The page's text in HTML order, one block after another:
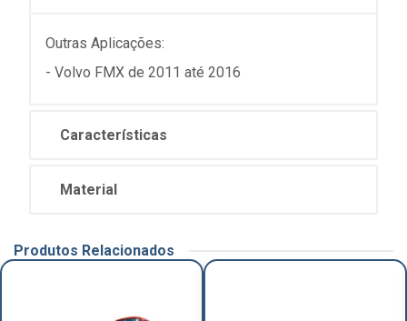
Outras Aplicações:
- Volvo FMX de 2011 até 2016
Características
Material
Produtos Relacionados